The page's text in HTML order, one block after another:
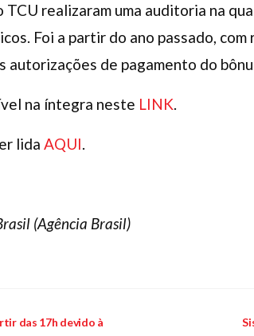
TCU realizaram uma auditoria na
Foi a partir do ano passado,
autorizações de pagamento do
na íntegra neste LINK.
lida AQUI.
(Agência Brasil)
das 17h devido à